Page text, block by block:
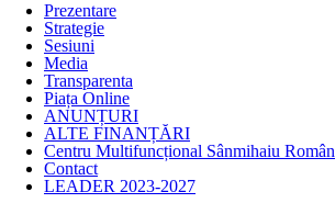
Prezentare
Strategie
Sesiuni
Media
Transparenta
Piața Online
ANUNȚURI
ALTE FINANȚĂRI
Centru Multifuncțional Sânmihaiu Român
Contact
LEADER 2023-2027